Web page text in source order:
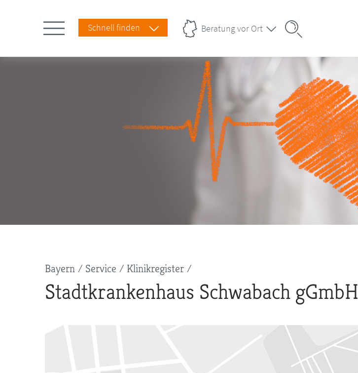
Schnell finden Beratung vor Ort
Pfadnavigation
Bayern Service Klinikregister
Stadtkrankenhaus Schwabach gGmbH